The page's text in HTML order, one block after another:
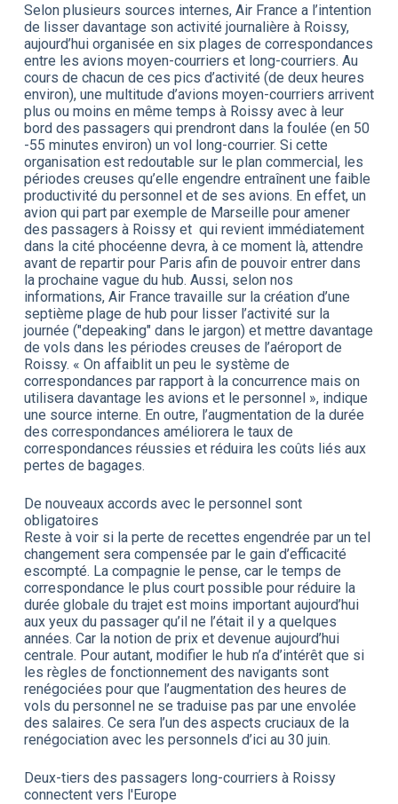
Selon plusieurs sources internes, Air France a l’intention
de lisser davantage son activité journalière à Roissy,
aujourd’hui organisée en six plages de correspondances
entre les avions moyen-courriers et long-courriers. Au
cours de chacun de ces pics d’activité (de deux heures
environ), une multitude d’avions moyen-courriers arrivent
plus ou moins en même temps à Roissy avec à leur
bord des passagers qui prendront dans la foulée (en 50
-55 minutes environ) un vol long-courrier. Si cette
organisation est redoutable sur le plan commercial, les
périodes creuses qu’elle engendre entraînent une faible
productivité du personnel et de ses avions. En effet, un
avion qui part par exemple de Marseille pour amener
des passagers à Roissy et qui revient immédiatement
dans la cité phocéenne devra, à ce moment là, attendre
avant de repartir pour Paris afin de pouvoir entrer dans
la prochaine vague du hub. Aussi, selon nos
informations, Air France travaille sur la création d’une
septième plage de hub pour lisser l’activité sur la
journée ("depeaking" dans le jargon) et mettre davantage
de vols dans les périodes creuses de l’aéroport de
Roissy. « On affaiblit un peu le système de
correspondances par rapport à la concurrence mais on
utilisera davantage les avions et le personnel », indique
une source interne. En outre, l’augmentation de la durée
des correspondances améliorera le taux de
correspondances réussies et réduira les coûts liés aux
pertes de bagages.
De nouveaux accords avec le personnel sont
obligatoires
Reste à voir si la perte de recettes engendrée par un tel
changement sera compensée par le gain d’efficacité
escompté. La compagnie le pense, car le temps de
correspondance le plus court possible pour réduire la
durée globale du trajet est moins important aujourd’hui
aux yeux du passager qu’il ne l’était il y a quelques
années. Car la notion de prix et devenue aujourd’hui
centrale. Pour autant, modifier le hub n’a d’intérêt que si
les règles de fonctionnement des navigants sont
renégociées pour que l’augmentation des heures de
vols du personnel ne se traduise pas par une envolée
des salaires. Ce sera l’un des aspects cruciaux de la
renégociation avec les personnels d’ici au 30 juin.
Deux-tiers des passagers long-courriers à Roissy
connectent vers l'Europe